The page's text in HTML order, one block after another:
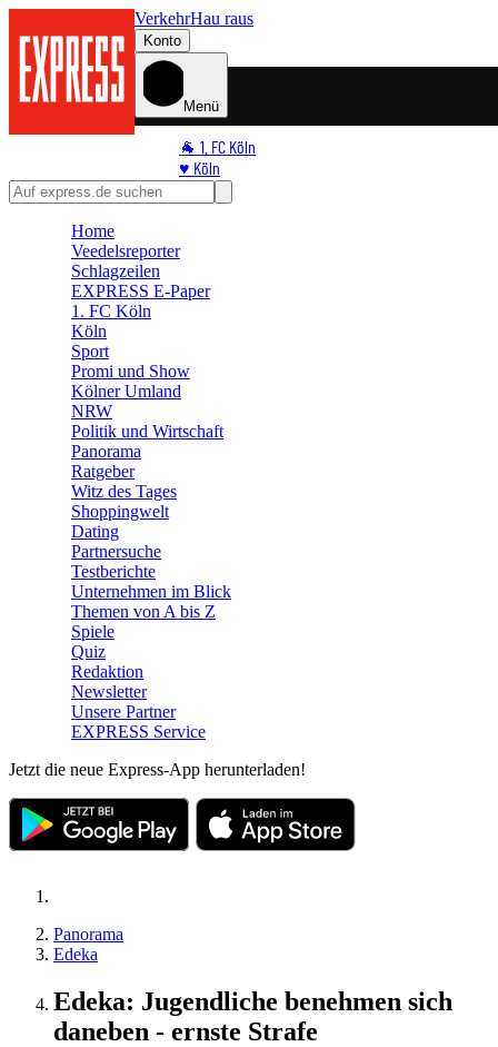
VerkehrHau raus
Konto
Menü
🐐 1. FC Köln
♥️ Köln
⭐ Promi
🛒 Shoppingwelt
Home
Veedelsreporter
Schlagzeilen
EXPRESS E-Paper
1. FC Köln
Köln
Sport
Promi und Show
Kölner Umland
NRW
Politik und Wirtschaft
Panorama
Ratgeber
Witz des Tages
Shoppingwelt
Dating
Partnersuche
Testberichte
Unternehmen im Blick
Themen von A bis Z
Spiele
Quiz
Redaktion
Newsletter
Unsere Partner
EXPRESS Service
Jetzt die neue Express-App herunterladen!
Panorama
Edeka
Edeka: Jugendliche benehmen sich
daneben - ernste Strafe